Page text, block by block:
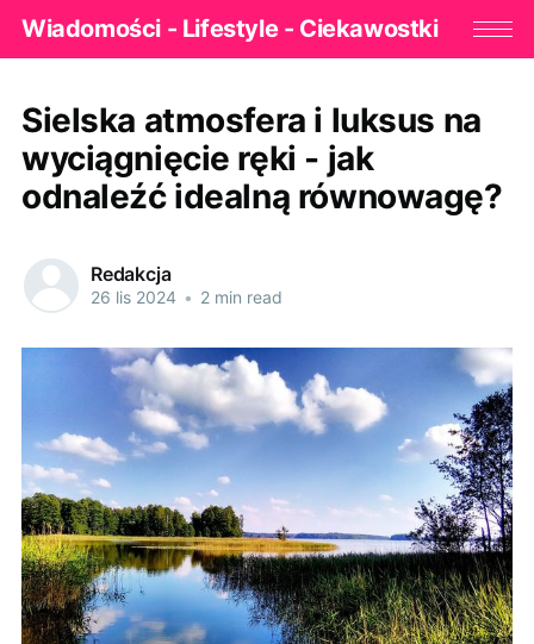
Wiadomości - Lifestyle - Ciekawostki
Sielska atmosfera i luksus na
wyciągnięcie ręki - jak
odnaleźć idealną równowagę?
Redakcja
26 lis 2024 • 2 min read